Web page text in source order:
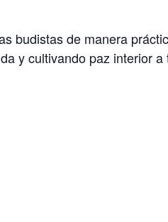
budistas de manera
y cultivando paz interior